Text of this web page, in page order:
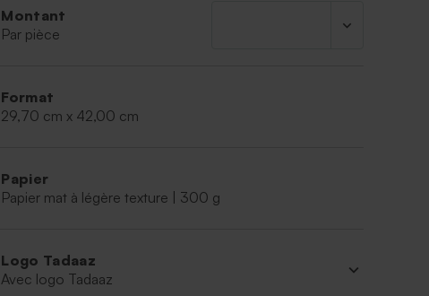
Montant
Par pièce
Format
29,70 cm x 42,00 cm
Papier
Papier mat à légère texture | 300 g
Logo Tadaaz
Avec logo Tadaaz